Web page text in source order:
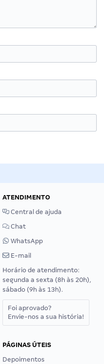
ATENDIMENTO
Central de ajuda
Chat
WhatsApp
E-mail
Horário de atendimento:
segunda a sexta (8h às 20h),
sábado (9h às 13h).
Foi aprovado?
Envie-nos a sua história!
PÁGINAS ÚTEIS
Depoimentos